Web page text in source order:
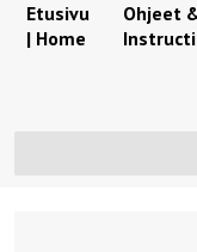
Etusivu
| Home
Ohjeet